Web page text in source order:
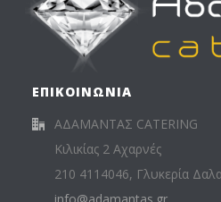
ΕΠΙΚΟΙΝΩΝΙΑ
ΑΔΑΜΑΝΤΑΣ CATERING
Κιλικίας 2 Αχαρνές
210 4114046, Γλυκερία